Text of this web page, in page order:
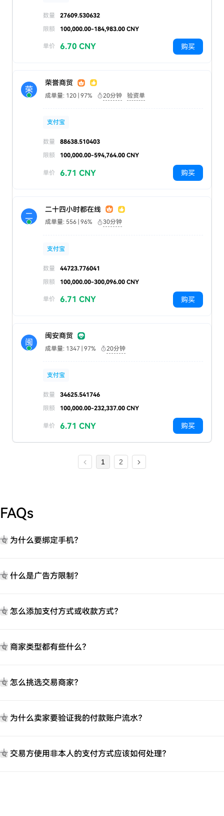
数量
27609.530632
限额
100,000.00-184,983.00 CNY
单价 6.70 CNY 购买
荣
荣誉商贸
成单量: 120 | 97% 20分钟 验资单
支付宝
数量
88638.510403
限额
100,000.00-594,764.00 CNY
单价 6.71 CNY 购买
二
二十四小时都在线
成单量: 556 | 96% 30分钟
支付宝
数量
44723.776041
限额
100,000.00-300,096.00 CNY
单价 6.71 CNY 购买
闽
闽安商贸
成单量: 1347 | 97% 20分钟
支付宝
数量
34625.541746
限额
100,000.00-232,337.00 CNY
单价 6.71 CNY 购买
1 2
FAQs
Q 为什么要绑定手机？
Q 什么是广告方限制？
Q 怎么添加支付方式或收款方式？
Q 商家类型都有些什么？
Q 怎么挑选交易商家？
Q 为什么卖家要验证我的付款账户流水？
Q 交易方使用非本人的支付方式应该如何处理？